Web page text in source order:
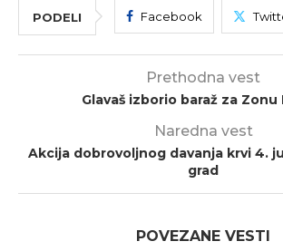
PODELI Facebook
Prethodna vest
Glavaš izborio baraž za Zonu
Naredna vest
Akcija dobrovoljnog davanja krvi 4.
grad
POVEZANE VESTI